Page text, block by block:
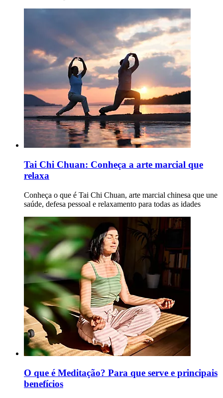
Tai Chi Chuan: Conheça a arte marcial que
relaxa
Conheça o que é Tai Chi Chuan, arte marcial chinesa que une
saúde, defesa pessoal e relaxamento para todas as idades
O que é Meditação? Para que serve e principais
benefícios